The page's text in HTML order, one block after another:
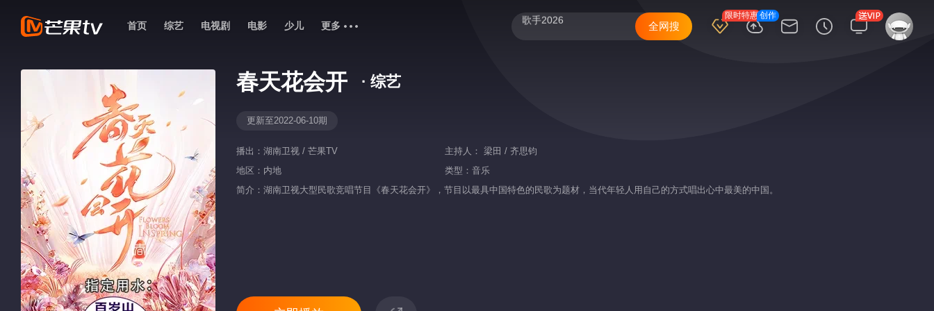
限时特惠创作
御廷谣
忙忙碌碌寻宝藏2
全网搜
首页 综艺 电视剧 电影 少儿 更多
春天花会开 · 综艺
更新至2022-06-10期
播出： 湖南卫视 / 芒果TV 主持人： 梁田 / 齐思钧
地区： 内地 类型： 音乐
简介：湖南卫视大型民歌竞唱节目《春天花会开》，节目以最具中国特色的民歌为题材，当代年轻人用自己的方式唱出心中最美的中国。